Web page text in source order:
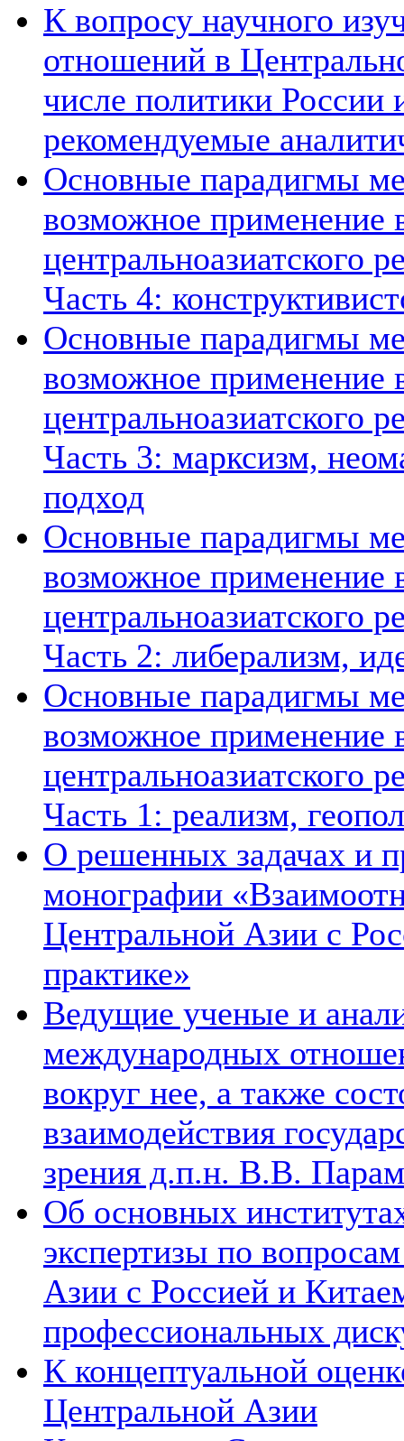
К вопросу научного
отношений в
числе политики России
рекомендуемые
Основные парадигмы
возможное применение
центральноазиатского
Часть 4:
Основные парадигмы
возможное применение
центральноазиатского
Часть 3: марксизм,
подход
Основные парадигмы
возможное применение
центральноазиатского
Часть 2: либерализм,
Основные парадигмы
возможное применение
центральноазиатского
Часть 1: реализм,
О решенных задачах и
монографии
Центральной Азии с
практике»
Ведущие ученые и
международных
вокруг нее, а также
взаимодействия
зрения д.п.н. В.В.
Об основных
экспертизы по
Азии с Россией и
профессиональных
К концептуальной
Центральной Азии